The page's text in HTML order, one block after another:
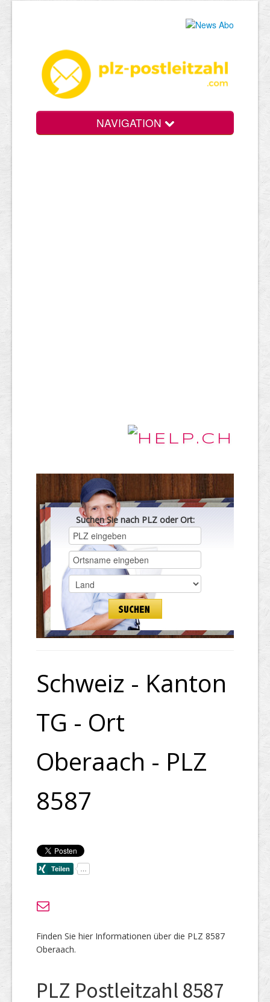
NAVIGATION
Suchen Sie nach PLZ oder Ort:
Schweiz - Kanton
TG - Ort
Oberaach - PLZ
8587
Finden Sie hier Informationen über die PLZ 8587
Oberaach.
PLZ Postleitzahl 8587